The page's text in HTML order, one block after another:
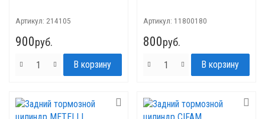
Артикул: 214105
900руб.
Артикул: 11800180
800руб.